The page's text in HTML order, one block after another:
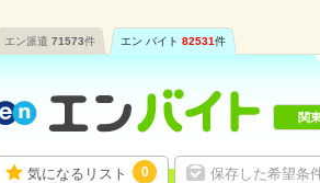
エン派遣 71573件 エン バイト 82531件
気になるリスト 0 保存した希望条
関